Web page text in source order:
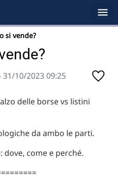
si vende?
31/10/2023 09:25
delle borse vs listini
da ambo le parti.
come e perché.